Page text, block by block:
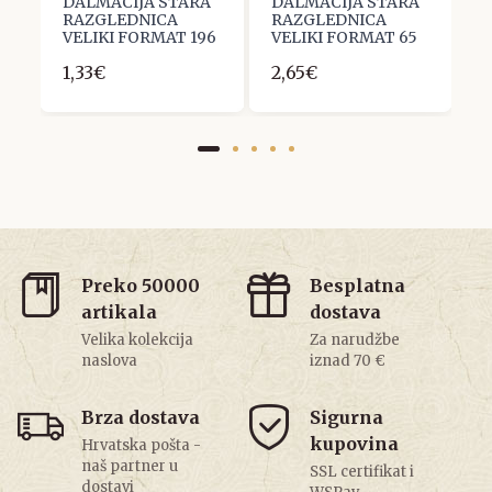
RAZGLEDNICA
VELIKI FORMAT 196
1,33€
RAZGLEDNICA
VELIKI FORMAT 65
2,65€
Preko 50000
artikala
Velika kolekcija
naslova
Besplatna
dostava
Za narudžbe
iznad 70 €
Brza dostava
Hrvatska pošta -
naš partner u
dostavi
Sigurna
kupovina
SSL certifikat i